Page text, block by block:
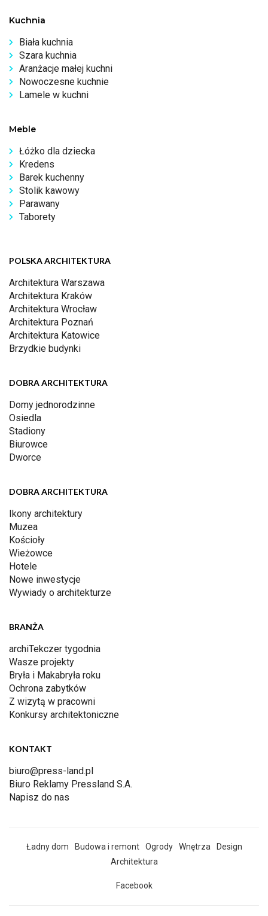
Kuchnia
Biała kuchnia
Szara kuchnia
Aranżacje małej kuchni
Nowoczesne kuchnie
Lamele w kuchni
Meble
Łóżko dla dziecka
Kredens
Barek kuchenny
Stolik kawowy
Parawany
Taborety
POLSKA ARCHITEKTURA
Architektura Warszawa
Architektura Kraków
Architektura Wrocław
Architektura Poznań
Architektura Katowice
Brzydkie budynki
DOBRA ARCHITEKTURA
Domy jednorodzinne
Osiedla
Stadiony
Biurowce
Dworce
DOBRA ARCHITEKTURA
Ikony architektury
Muzea
Kościoły
Wieżowce
Hotele
Nowe inwestycje
Wywiady o architekturze
BRANŻA
archiTekczer tygodnia
Wasze projekty
Bryła i Makabryła roku
Ochrona zabytków
Z wizytą w pracowni
Konkursy architektoniczne
KONTAKT
biuro@press-land.pl
Biuro Reklamy Pressland S.A.
Napisz do nas
Ładny dom Budowa i remont Ogrody Wnętrza
Design
Architektura
Facebook